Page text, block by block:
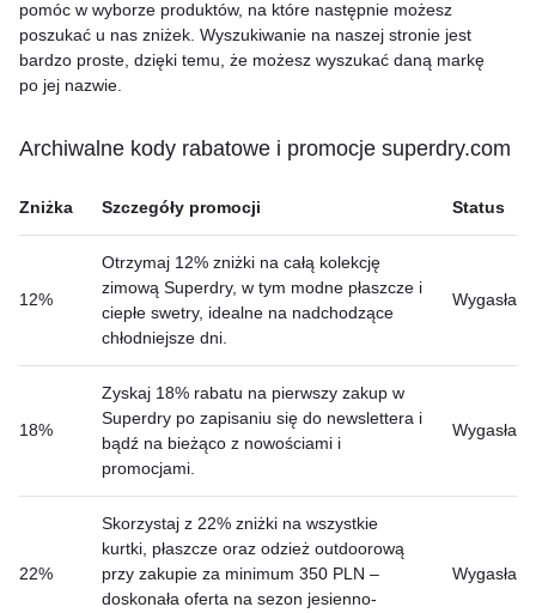
pomóc w wyborze produktów, na które następnie możesz
poszukać u nas zniżek. Wyszukiwanie na naszej stronie jest
bardzo proste, dzięki temu, że możesz wyszukać daną markę
po jej nazwie.
Archiwalne kody rabatowe i promocje superdry.com
Zniżka Szczegóły promocji Status
12%
Otrzymaj 12% zniżki na całą kolekcję
zimową Superdry, w tym modne płaszcze i
ciepłe swetry, idealne na nadchodzące
chłodniejsze dni.
Wygasła
18%
Zyskaj 18% rabatu na pierwszy zakup w
Superdry po zapisaniu się do newslettera i
bądź na bieżąco z nowościami i
promocjami.
Wygasła
22%
Skorzystaj z 22% zniżki na wszystkie
kurtki, płaszcze oraz odzież outdoorową
przy zakupie za minimum 350 PLN –
doskonała oferta na sezon jesienno-
Wygasła